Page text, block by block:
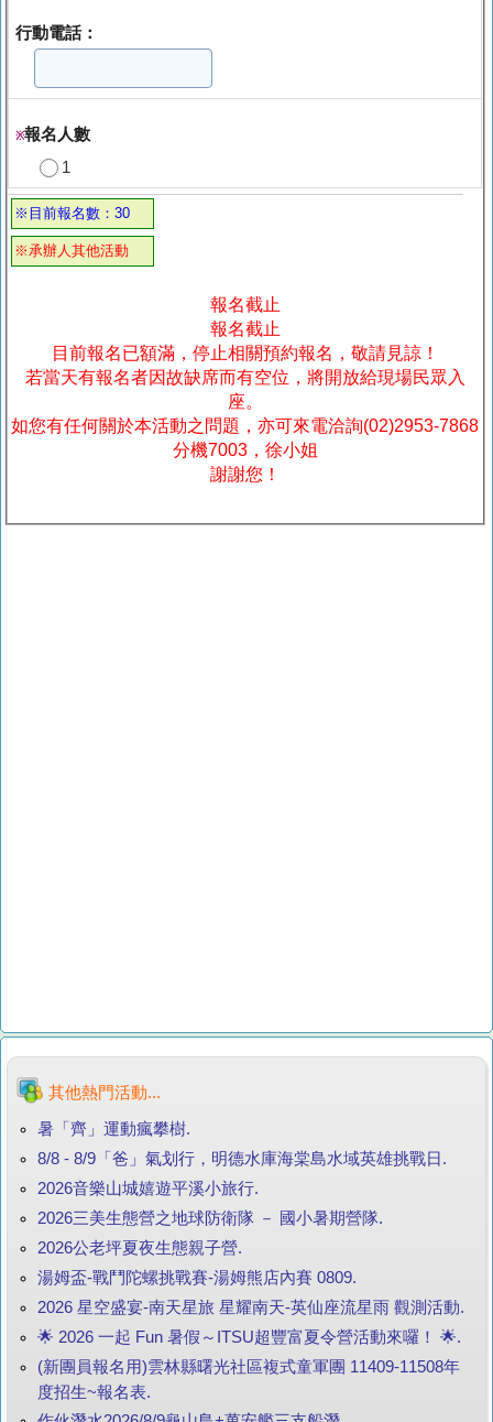
行動電話：
※報名人數
1
※目前報名數：30
※承辦人其他活動
報名截止
報名截止
目前報名已額滿，停止相關預約報名，敬請見諒！
若當天有報名者因故缺席而有空位，將開放給現場民眾入
座。
如您有任何關於本活動之問題，亦可來電洽詢(02)2953-7868
分機7003，徐小姐
謝謝您！
其他熱門活動...
暑「齊」運動瘋攀樹.
8/8 - 8/9「爸」氣划行，明德水庫海棠島水域英雄挑戰日.
2026音樂山城嬉遊平溪小旅行.
2026三美生態營之地球防衛隊 － 國小暑期營隊.
2026公老坪夏夜生態親子營.
湯姆盃-戰鬥陀螺挑戰賽-湯姆熊店內賽 0809.
2026 星空盛宴-南天星旅 星耀南天-英仙座流星雨 觀測活動.
🌟 2026 一起 Fun 暑假～ITSU超豐富夏令營活動來囉！ 🌟.
(新團員報名用)雲林縣曙光社區複式童軍團 11409-11508年
度招生~報名表.